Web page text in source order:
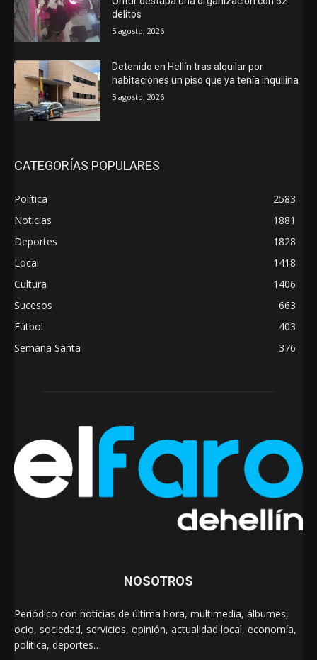
delitos
5 agosto, 2026
Detenido en Hellín tras alquilar por
habitaciones un piso que ya tenía inquilina
5 agosto, 2026
CATEGORÍAS POPULARES
Política
2583
Noticias
1881
Deportes
1828
Local
1418
Cultura
1406
Sucesos
663
Fútbol
403
Semana Santa
376
NOSOTROS
Periódico con noticias de última hora, multimedia, álbumes,
ocio, sociedad, servicios, opinión, actualidad local, economía,
política, deportes…